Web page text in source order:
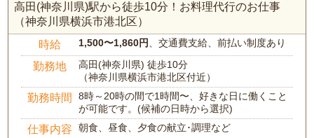
高田(神奈川県)駅から徒歩10分！お料理代行のお仕事
（神奈川県横浜市港北区）
時給 1,500〜1,860円 、交通費支給、前払い制度あり
勤務地
高田(神奈川県) 徒歩10分
（神奈川県横浜市港北区付近）
勤務時間
8時～20時の間で1時間〜、好きな日に働くこと
が可能です。(候補の日時から選択)
仕事内容 朝食、昼食、夕食の献立･調理など